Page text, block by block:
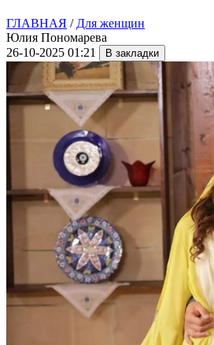
ГЛАВНАЯ / Для женщин
Юлия Пономарева
26-10-2025 01:21